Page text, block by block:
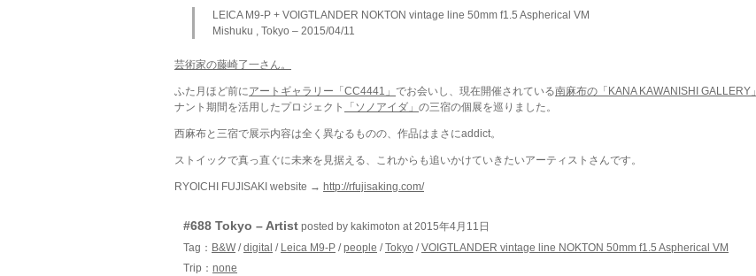
LEICA M9-P + VOIGTLANDER NOKTON vintage line 50mm f1.5 Aspherical VM
Mishuku , Tokyo – 2015/04/11
芸術家の藤崎了一さん。
ふた月ほど前にアートギャラリー「CC4441」 でお会いし、現在開催されている南麻布の「KANA KAWANISHI GALLERY」
ナント期間を活用したプロジェクト
「ソノアイダ」 の三宿の個展を巡りました。
西麻布と三宿で展示内容は全く異なるものの、作品はまさにaddict。
ストイックで真っ直ぐに未来を見据える、これからも追いかけていきたいアーティストさんです。
RYOICHI FUJISAKI website → http://rfujisaking.com/
#688 Tokyo – Artist posted by kakimoton at 2015年4月11日
Tag： B&W /digital / Leica M9-P /people /Tokyo /VOIGTLANDER vintage line NOKTON 50mm f1.5 Aspherical VM
Trip： none